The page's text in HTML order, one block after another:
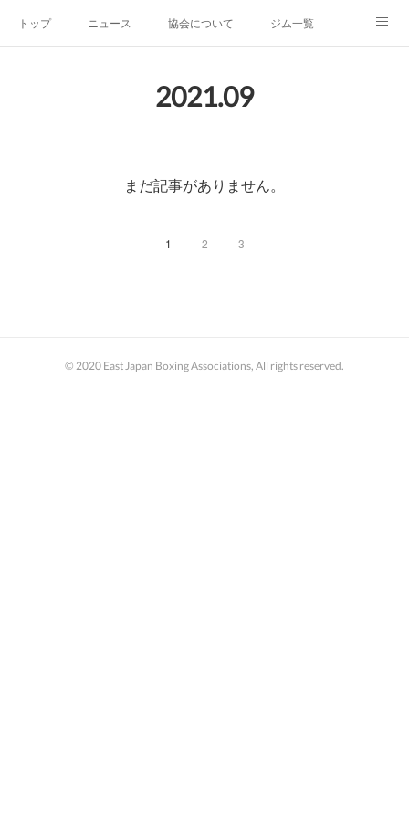
トップ ニュース 協会について ジム一覧
2021.09
まだ記事がありません。
1 2 3
© 2020 East Japan Boxing Associations, All rights reserved.